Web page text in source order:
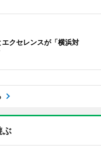
クセレンスが「横浜対
ぶ